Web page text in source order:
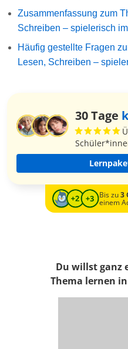
Zusammenfassung zum
Schreiben – spielerisch
Häufig gestellte Fragen
Lesen, Schreiben –
30 Tage
Bis zu3
einem
Du willst ganz
Thema lernen